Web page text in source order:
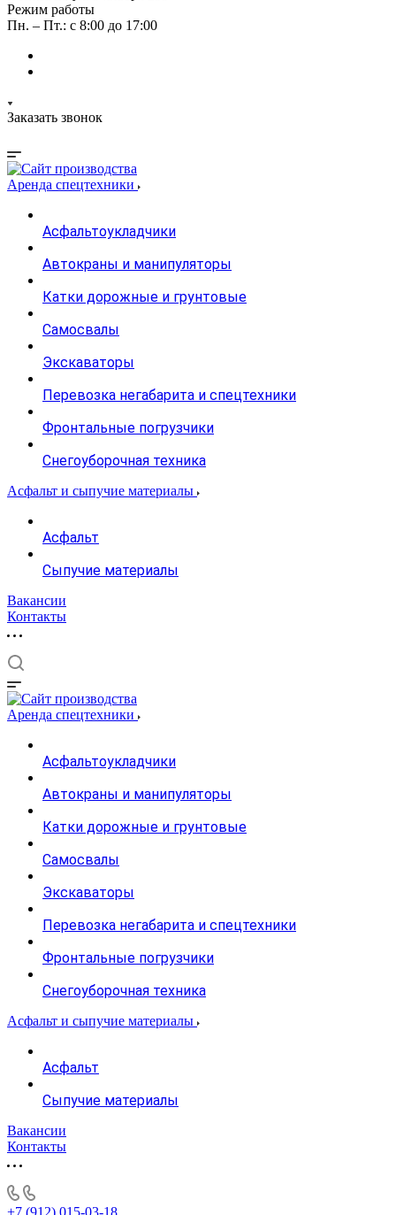
Режим работы
Пн. – Пт.: с 8:00 до 17:00
Заказать звонок
Аренда спецтехники
Асфальтоукладчики
Автокраны и манипуляторы
Катки дорожные и грунтовые
Самосвалы
Экскаваторы
Перевозка негабарита и спецтехники
Фронтальные погрузчики
Снегоуборочная техника
Асфальт и сыпучие материалы
Асфальт
Сыпучие материалы
Вакансии
Контакты
Аренда спецтехники
Асфальтоукладчики
Автокраны и манипуляторы
Катки дорожные и грунтовые
Самосвалы
Экскаваторы
Перевозка негабарита и спецтехники
Фронтальные погрузчики
Снегоуборочная техника
Асфальт и сыпучие материалы
Асфальт
Сыпучие материалы
Вакансии
Контакты
+7 (912) 015-03-18